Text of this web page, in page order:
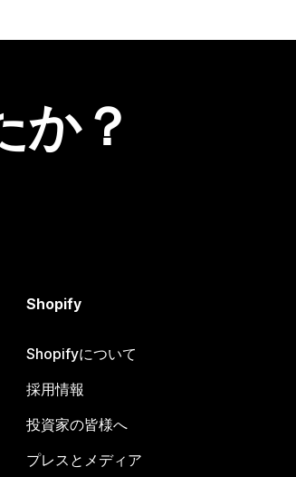
か？
Shopify
Shopifyについて
採用情報
投資家の皆様へ
プレスとメディア